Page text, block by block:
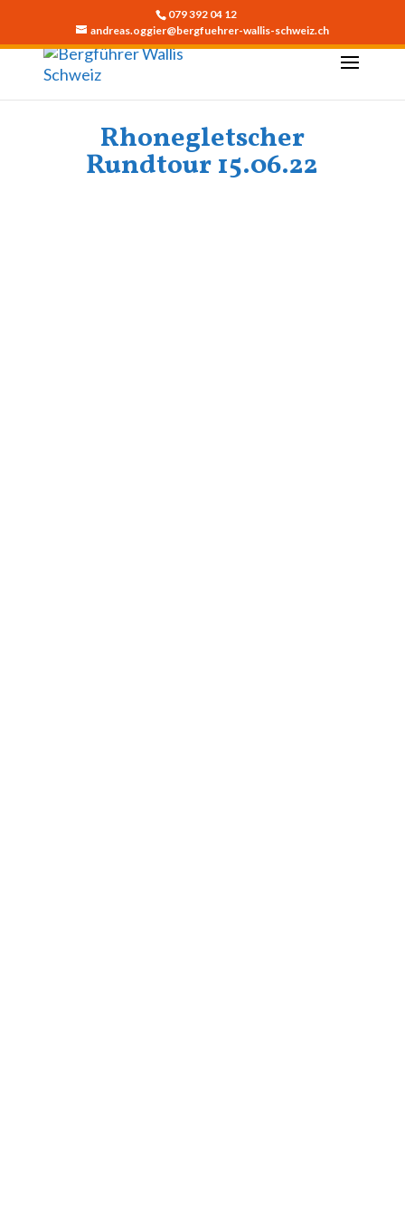
079 392 04 12
andreas.oggier@bergfuehrer-wallis-schweiz.ch
Rhonegletscher
Rundtour 15.06.22